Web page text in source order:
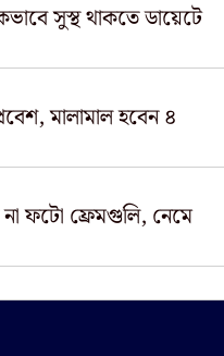
সুস্থ থাকতে ডায়েটে
মালামাল হবেন ৪
ফটো ফ্রেমগুলি, নেমে